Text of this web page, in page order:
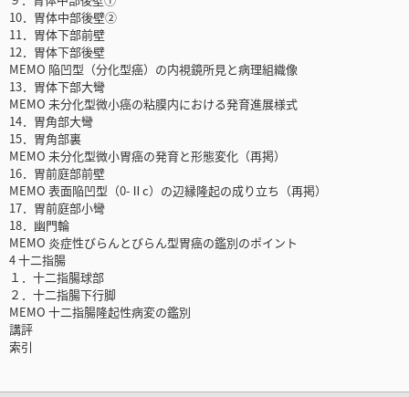
10．胃体中部後壁②
11．胃体下部前壁
12．胃体下部後壁
MEMO 陥凹型（分化型癌）の内視鏡所見と病理組織像
13．胃体下部大彎
MEMO 未分化型微小癌の粘膜内における発育進展様式
14．胃角部大彎
15．胃角部裏
MEMO 未分化型微小胃癌の発育と形態変化（再掲）
16．胃前庭部前壁
MEMO 表面陥凹型（0-Ⅱc）の辺縁隆起の成り立ち（再掲）
17．胃前庭部小彎
18．幽門輪
MEMO 炎症性びらんとびらん型胃癌の鑑別のポイント
4 十二指腸
１．十二指腸球部
２．十二指腸下行脚
MEMO 十二指腸隆起性病変の鑑別
講評
索引